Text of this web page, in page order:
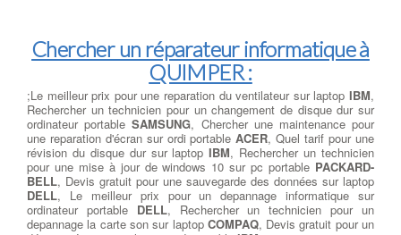
Chercher un réparateur informatique à
QUIMPER :
;Le meilleur prix pour une reparation du ventilateur sur laptop IBM,
Rechercher un technicien pour un changement de disque dur sur
ordinateur portableSAMSUNG, Chercher une maintenance pour
une reparation d'écran sur ordi portableACER, Quel tarif pour une
révision du disque dur sur laptopIBM, Rechercher un technicien
pour une mise à jour de windows 10 sur pc portable PACKARD-
BELL, Devis gratuit pour une sauvegarde des données sur laptop
DELL, Le meilleur prix pour un depannage informatique sur
ordinateur portable DELL, Rechercher un technicien pour un
depannage la carte son sur laptop COMPAQ, Devis gratuit pour un